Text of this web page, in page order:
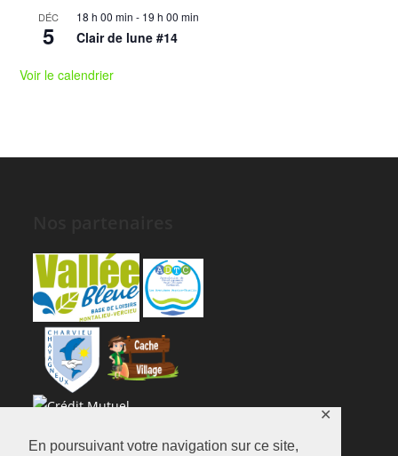
En poursuivant votre navigation sur ce site,
✕
DÉC
5
18 h 00 min - 19 h 00 min
Clair de lune #14
Voir le calendrier